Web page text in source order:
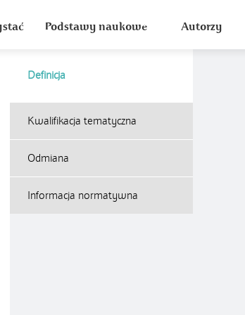
Podstawy naukowe Autorzy
Definicja
Kwalifikacja tematyczna
Odmiana
Informacja normatywna